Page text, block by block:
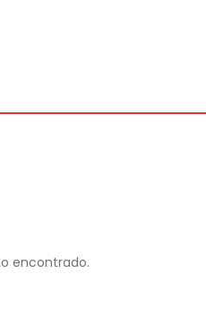
encontrado.